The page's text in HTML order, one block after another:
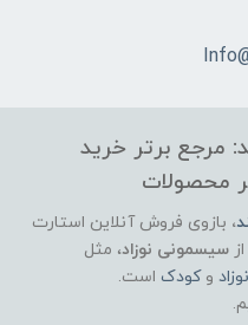
مرجع برتر خرید
محصولات
، بازوی فروش آنلاین استارت
سیسمونی نوزاد، مثل
نوزاد وکودک است.